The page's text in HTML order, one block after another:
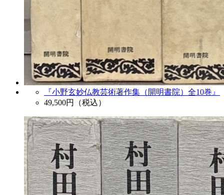
『小野玄妙仏教芸術著作集（開明書院）全10巻』
49,500円（税込）